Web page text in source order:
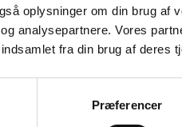
oplysninger om din brug af
analysepartnere. Vores
fra din brug af deres
Præferencer